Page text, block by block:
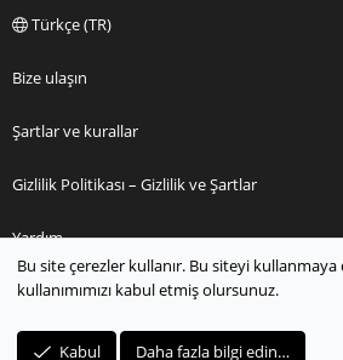
Türkçe (TR)
Bize ulaşın
Şartlar ve kurallar
Gizlilik Politikası – Gizlilik ve Şartlar
Yardım
Ana sayfa
Bu site çerezler kullanır. Bu siteyi
kullanımımızı kabul etmiş olursunuz.
Kabul Daha fazla bilgi edin…